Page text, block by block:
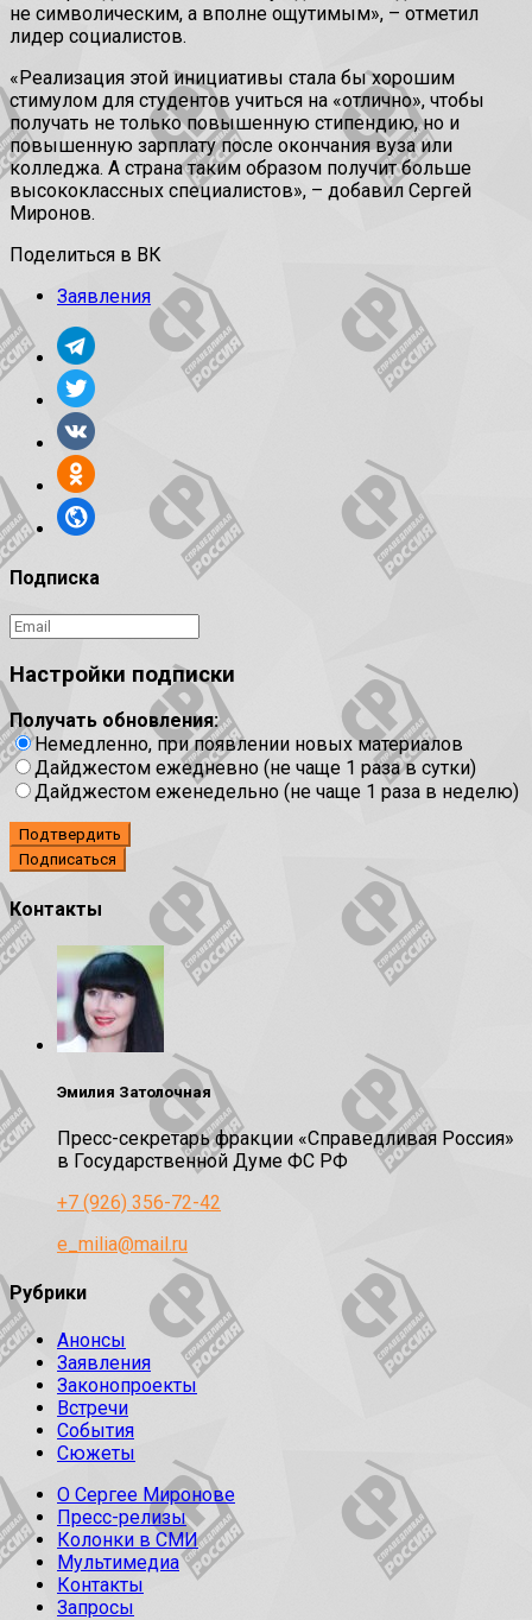
не символическим, а вполне ощутимым», – отметил
лидер социалистов.
«Реализация этой инициативы стала бы хорошим
стимулом для студентов учиться на «отлично», чтобы
получать не только повышенную стипендию, но и
повышенную зарплату после окончания вуза или
колледжа. А страна таким образом получит больше
высококлассных специалистов», – добавил Сергей
Миронов.
Поделиться в ВК
Заявления
Подписка
Настройки подписки
Получать обновления:
Немедленно, при появлении новых материалов
Дайджестом ежедневно (не чаще 1 раза в сутки)
Дайджестом еженедельно (не чаще 1 раза в неделю)
Подтвердить
Контакты
Эмилия Затолочная
Пресс-секретарь фракции «Справедливая Россия»
в Государственной Думе ФС РФ
+7 (926) 356-72-42
e_milia@mail.ru
Рубрики
Анонсы
Заявления
Законопроекты
Встречи
События
Сюжеты
О Сергее Миронове
Пресс-релизы
Колонки в СМИ
Мультимедиа
Контакты
Запросы